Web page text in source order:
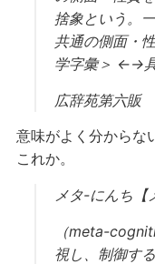
捨象という。
共通の側面・
学字彙＞ ←→
広辞苑第六販
意味がよく分からな
これか。
メタ-にんち【
（meta-
視し、制御する